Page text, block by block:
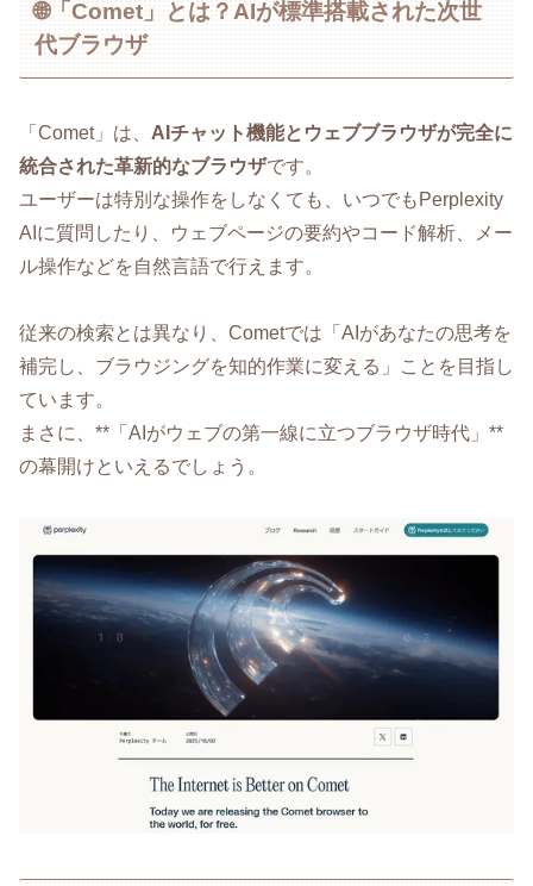
🌐「Comet」とは？AIが標準搭載された次世
代ブラウザ
「Comet」は、 AIチャット機能とウェブブラウザが完全に
統合された革新的なブラウザです。
ユーザーは特別な操作をしなくても、いつでもPerplexity
AIに質問したり、ウェブページの要約やコード解析、メー
ル操作などを自然言語で行えます。
従来の検索とは異なり、Cometでは「AIがあなたの思考を
補完し、ブラウジングを知的作業に変える」ことを目指し
ています。
まさに、**「AIがウェブの第一線に立つブラウザ時代」**
の幕開けといえるでしょう。